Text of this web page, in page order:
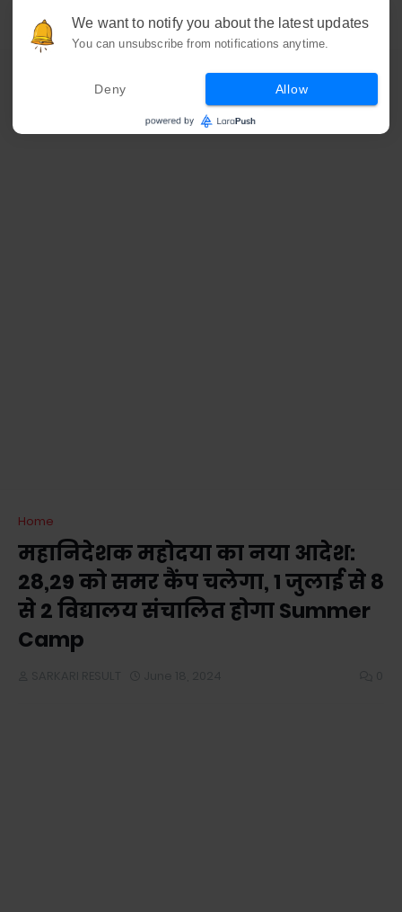
Home
महानिदेशक महोदया का नया आदेश:
28,29 को समर कैंप चलेगा, 1 जुलाई से 8
से 2 विद्यालय संचालित होगा Summer
Camp
We want to notify you about the latest updates
You can unsubscribe from notifications anytime.
Deny Allow